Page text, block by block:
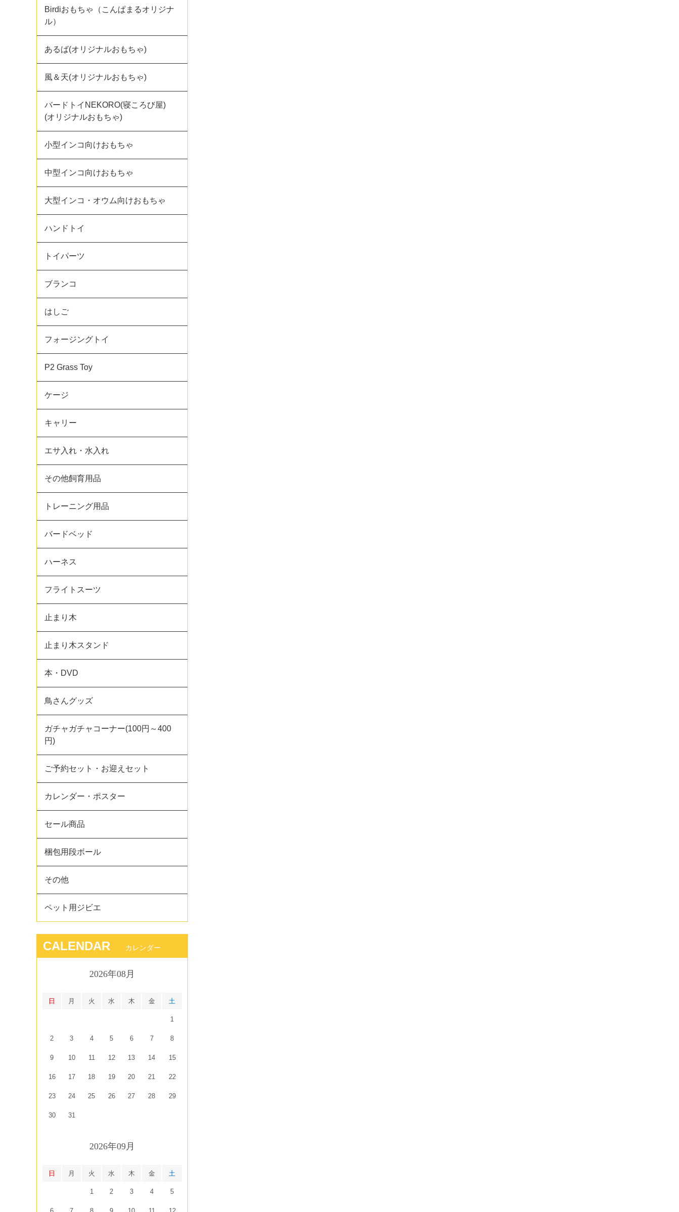
Birdiおもちゃ（こんぱまるオリジナ
ル）
あるば(オリジナルおもちゃ)
風＆天(オリジナルおもちゃ)
バードトイNEKORO(寝ころび屋)
(オリジナルおもちゃ)
小型インコ向けおもちゃ
中型インコ向けおもちゃ
大型インコ・オウム向けおもちゃ
ハンドトイ
トイパーツ
ブランコ
はしご
フォージングトイ
P2 Grass Toy
ケージ
キャリー
エサ入れ・水入れ
その他飼育用品
トレーニング用品
バードベッド
ハーネス
フライトスーツ
止まり木
止まり木スタンド
本・DVD
鳥さんグッズ
ガチャガチャコーナー(100円～400
円)
ご予約セット・お迎えセット
カレンダー・ポスター
セール商品
梱包用段ボール
その他
ペット用ジビエ
CALENDAR カレンダー
2026年08月
日 月 火 水 木 金 土
1
2 3 4 5 6 7 8
9 10 11 12 13 14 15
16 17 18 19 20 21 22
23 24 25 26 27 28 29
30 31
2026年09月
日 月 火 水 木 金 土
1 2 3 4 5